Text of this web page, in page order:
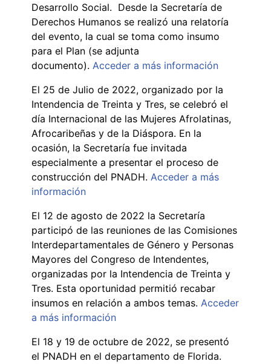
Desarrollo Social. Desde la Secretaría de
Derechos Humanos se realizó una relatoría
del evento, la cual se toma como insumo
para el Plan (se adjunta
documento). Acceder a más información
El 25 de Julio de 2022, organizado por la
Intendencia de Treinta y Tres, se celebró el
día Internacional de las Mujeres Afrolatinas,
Afrocaribeñas y de la Diáspora. En la
ocasión, la Secretaría fue invitada
especialmente a presentar el proceso de
construcción del PNADH. Acceder a más
información
El 12 de agosto de 2022 la Secretaría
participó de las reuniones de las Comisiones
Interdepartamentales de Género y Personas
Mayores del Congreso de Intendentes,
organizadas por la Intendencia de Treinta y
Tres. Esta oportunidad permitió recabar
insumos en relación a ambos temas. Acceder
a más información
El 18 y 19 de octubre de 2022, se presentó
el PNADH en el departamento de Florida.